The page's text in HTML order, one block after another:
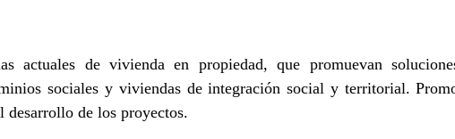
actuales de vivienda en propiedad, que promuevan
sociales y viviendas de integración social y territorial.
desarrollo de los proyectos.